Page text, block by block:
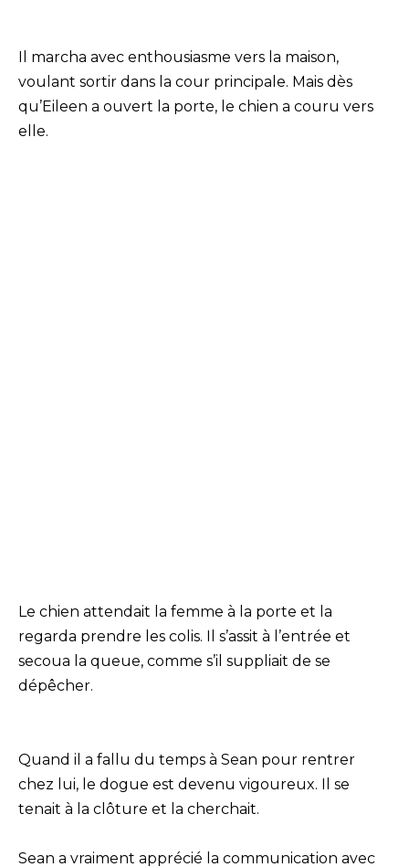
Il marcha avec enthousiasme vers la maison,
voulant sortir dans la cour principale. Mais dès
qu’Eileen a ouvert la porte, le chien a couru vers
elle.
Le chien attendait la femme à la porte et la
regarda prendre les colis. Il s’assit à l’entrée et
secoua la queue, comme s’il suppliait de se
dépêcher.
Quand il a fallu du temps à Sean pour rentrer
chez lui, le dogue est devenu vigoureux. Il se
tenait à la clôture et la cherchait.
Sean a vraiment apprécié la communication avec